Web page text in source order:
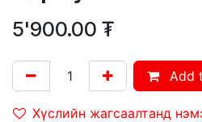
5'900.00 ₮
Add
Хүслийн жагсаалтанд